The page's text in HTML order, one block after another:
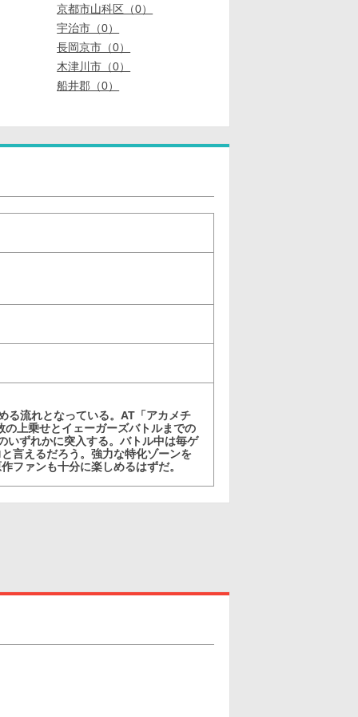
京都市山科区（0）
宇治市（0）
長岡京市（0）
木津川市（0）
船井郡（0）
る流れとなっている。AT「アカメチ
上乗せとイェーガーズバトルまでの
いずれかに突入する。バトル中は毎ゲ
言えるだろう。強力な特化ゾーンを
ファンも十分に楽しめるはずだ。